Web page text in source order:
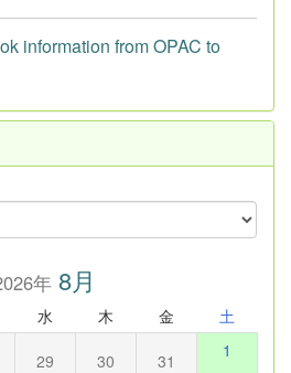
information from OPAC to
年8月
水 木 金 土
29 30 31 1